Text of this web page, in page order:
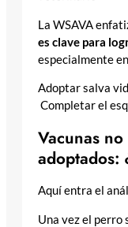
La WSAVA
es clave para
especialmente
Adoptar salva
Completar el
Vacunas
adoptados:
Aquí entra el
Una vez el perro